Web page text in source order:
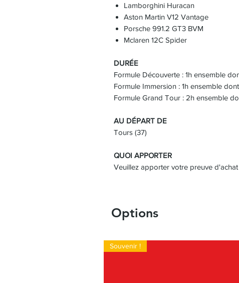
Lamborghini Huracan
Aston Martin V12 Vantage
Porsche 991.2 GT3 BVM
Mclaren 12C Spider
DURÉE
Formule Découverte : 1h ensemble
Formule Immersion : 1h ensemble
Formule Grand Tour : 2h ensemble
AU DÉPART DE
Tours (37)
QUOI APPORTER
Veuillez apporter votre preuve
Options
Souvenir !